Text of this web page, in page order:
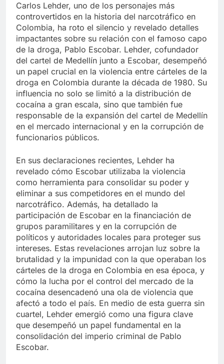
Carlos Lehder, uno de los personajes más
controvertidos en la historia del narcotráfico en
Colombia, ha roto el silencio y revelado detalles
impactantes sobre su relación con el famoso capo
de la droga, Pablo Escobar. Lehder, cofundador
del cartel de Medellín junto a Escobar, desempeñó
un papel crucial en la violencia entre cárteles de la
droga en Colombia durante la década de 1980. Su
influencia no solo se limitó a la distribución de
cocaína a gran escala, sino que también fue
responsable de la expansión del cartel de Medellín
en el mercado internacional y en la corrupción de
funcionarios públicos.
En sus declaraciones recientes, Lehder ha
revelado cómo Escobar utilizaba la violencia
como herramienta para consolidar su poder y
eliminar a sus competidores en el mundo del
narcotráfico. Además, ha detallado la
participación de Escobar en la financiación de
grupos paramilitares y en la corrupción de
políticos y autoridades locales para proteger sus
intereses. Estas revelaciones arrojan luz sobre la
brutalidad y la impunidad con la que operaban los
cárteles de la droga en Colombia en esa época, y
cómo la lucha por el control del mercado de la
cocaína desencadenó una ola de violencia que
afectó a todo el país. En medio de esta guerra sin
cuartel, Lehder emergió como una figura clave
que desempeñó un papel fundamental en la
consolidación del imperio criminal de Pablo
Escobar.